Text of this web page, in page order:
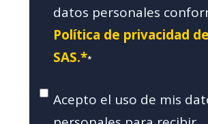
datos personales
Política de privacidad
SAS.**
Acepto el uso de mis